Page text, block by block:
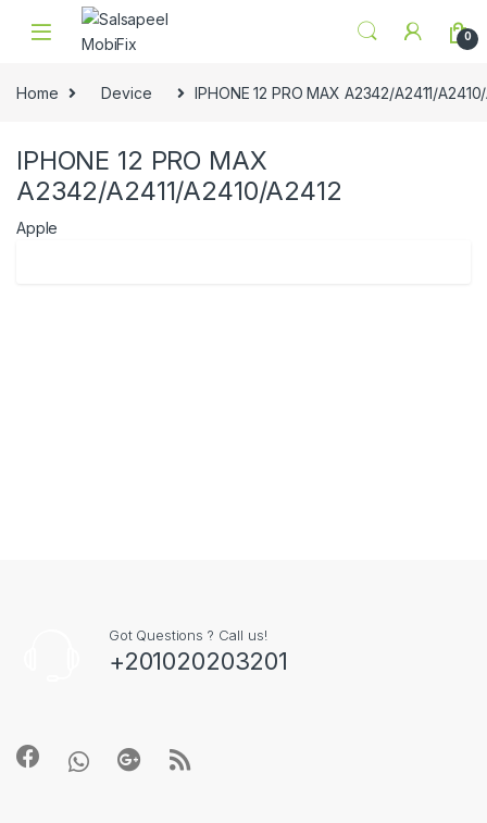
Skip to navigation
Skip to content
0
Home Device IPHONE 12 PRO MAX A2342/A2411/
IPHONE 12 PRO MAX
A2342/A2411/A2410/A2412
Apple
Got Questions ? Call us!
+201020203201